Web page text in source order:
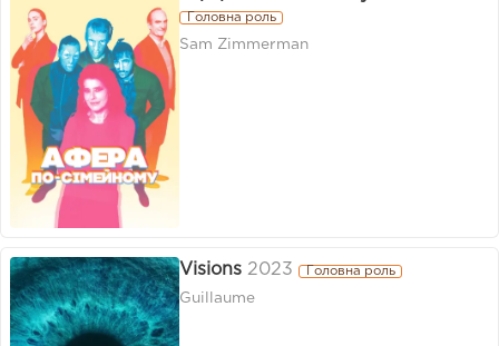
Головна роль
Sam Zimmerman
Visions 2023 Головна роль
Guillaume